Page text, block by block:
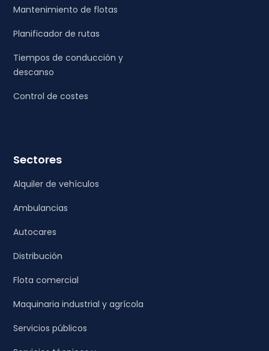
Mantenimiento de flotas
Planificador de rutas
Tiempos de conducción y
descanso
Control de costes
Sectores
Alquiler de vehículos
Ambulancias
Autocares
Distribución
Flota comercial
Maquinaria industrial y agrícola
Servicios públicos